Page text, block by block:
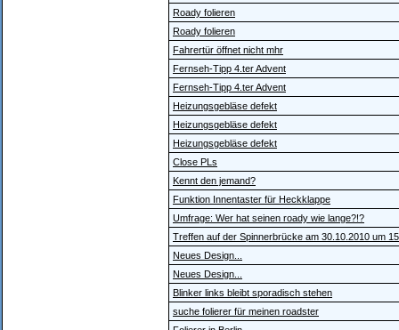
Roady folieren
Roady folieren
Fahrertür öffnet nicht mhr
Fernseh-Tipp 4.ter Advent
Fernseh-Tipp 4.ter Advent
Heizungsgebläse defekt
Heizungsgebläse defekt
Heizungsgebläse defekt
Close PLs
Kennt den jemand?
Funktion Innentaster für Heckklappe
Umfrage: Wer hat seinen roady wie lange?!?
Treffen auf der Spinnerbrücke am 30.10.2010 um
Neues Design...
Neues Design...
Blinker links bleibt sporadisch stehen
suche folierer für meinen roadster